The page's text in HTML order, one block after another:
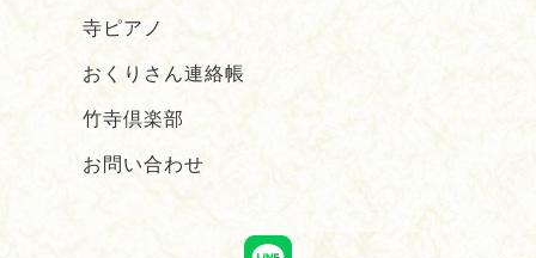
寺ピアノ
おくりさん連絡帳
竹寺倶楽部
お問い合わせ